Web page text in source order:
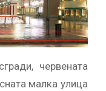
червената
малка улица